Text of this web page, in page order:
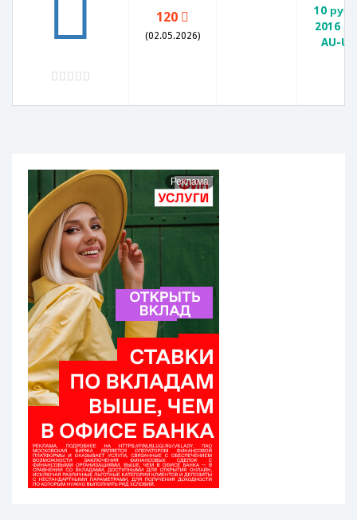
120
(02.05.2026)
10
2016
AU-
Реклама